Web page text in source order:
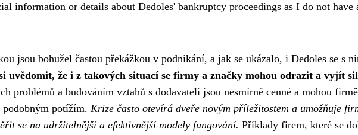
information or details about Dedoles' bankruptcy proceedings as I do not have
jsou bohužel častou překážkou v podnikání, a jak se ukázalo, i Dedoles se s
uvědomit, že i z takových situací se firmy a značky mohou odrazit a vyjít
problémů a budováním vztahů s dodavateli jsou nesmírně cenné a mohou firmě
potížím. Krize často otevírá dveře novým příležitostem a umožňuje
se na udržitelnější a efektivnější modely fungování. Příklady firem, které se